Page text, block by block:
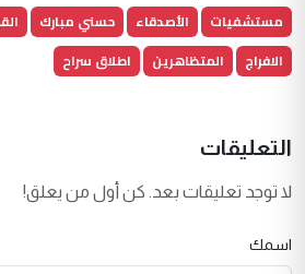
مستشفيات الأصدقاء حسني مبارك
الافراج
المتظاهرين اطلاق سراح
التعليقات
لا توجد تعليقات بعد. كن أول من يعلق!
اسمك